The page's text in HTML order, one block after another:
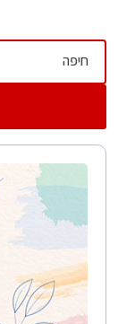
כיצד משפרים
מעקות
חלונות
מסלולי גישה
כיסויים
הצבת
חיפה